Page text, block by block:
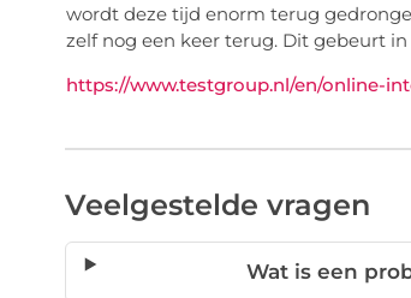
wordt deze tijd enorm terug
zelf nog een keer terug. Dit gebeurt
https://www.testgroup.nl/en/online-
Veelgestelde vragen
Wat is een